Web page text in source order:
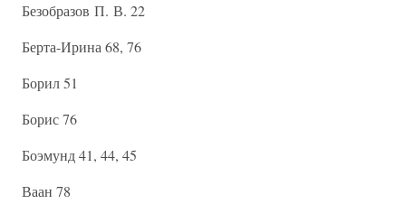
Безобразов П. В. 22
Берта-Ирина 68, 76
Борил 51
Борис 76
Боэмунд 41, 44, 45
Ваан 78